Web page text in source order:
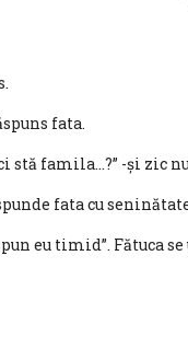
fata.
stă famila…?” -și zic
fata cu
eu timid”. Fătuca